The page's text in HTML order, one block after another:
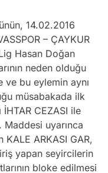
14.02.2016
– ÇAYKUR
Hasan Doğan
neden olduğu
bu eylemin aynı
müsabakada ilk
CEZASI ile
Maddesi uyarınca
ARKASI GAR,
yapan seyircilerin
bloke edilmesi